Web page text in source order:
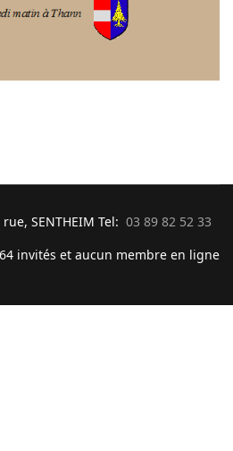
SENTHEIM Tel: 03 89 82 52 33
invités et aucun membre en ligne